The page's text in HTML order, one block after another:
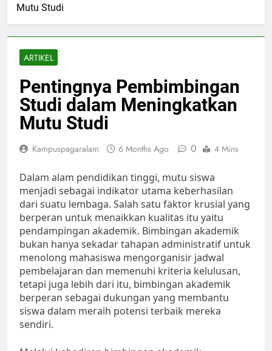
Mutu Studi
ARTIKEL
Pentingnya Pembimbingan
Studi dalam Meningkatkan
Mutu Studi
Kampuspagaralam 6 Months Ago 0 4 Mins
Dalam alam pendidikan tinggi, mutu siswa
menjadi sebagai indikator utama keberhasilan
dari suatu lembaga. Salah satu faktor krusial yang
berperan untuk menaikkan kualitas itu yaitu
pendampingan akademik. Bimbingan akademik
bukan hanya sekadar tahapan administratif untuk
menolong mahasiswa mengorganisir jadwal
pembelajaran dan memenuhi kriteria kelulusan,
tetapi juga lebih dari itu, bimbingan akademik
berperan sebagai dukungan yang membantu
siswa dalam meraih potensi terbaik mereka
sendiri.